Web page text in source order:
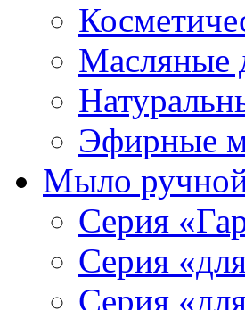
Масляные
Эфирные
Мыло
Серия
Серия
Серия